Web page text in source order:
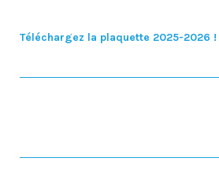
Téléchargez la plaquette 2025-2026 !